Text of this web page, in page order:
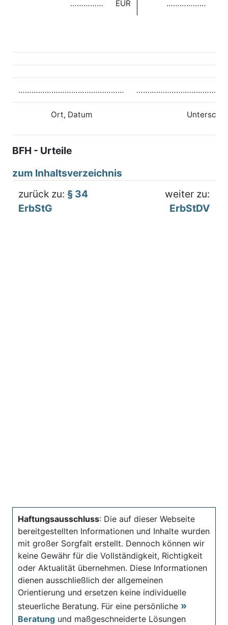
…………… EUR ………………
…………………………………………
Ort, Datum
BFH - Urteile
zum Inhaltsverzeichnis
zurück zu: § 34
ErbStG
weiter zu:
ErbStDV
Haftungsausschluss: Die auf dieser Webseite
bereitgestellten Informationen und Inhalte wurden
mit großer Sorgfalt erstellt. Dennoch können wir
keine Gewähr für die Vollständigkeit, Richtigkeit
oder Aktualität übernehmen. Diese Informationen
dienen ausschließlich der allgemeinen
Orientierung und ersetzen keine individuelle
steuerliche Beratung. Für eine persönliche
Beratung und maßgeschneiderte Lösungen